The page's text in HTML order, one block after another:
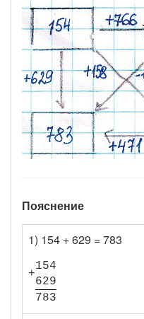
Пояснение
1) 154 + 629 = 783
+
154
629
783